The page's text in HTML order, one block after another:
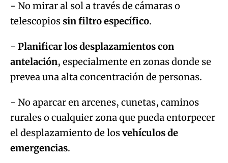
- No mirar al sol a través de cámaras o
telescopiossin filtro específico.
- Planificar los desplazamientos con
antelación, especialmente en zonas donde se
prevea una alta concentración de personas.
- No aparcar en arcenes, cunetas, caminos
rurales o cualquier zona que pueda entorpecer
el desplazamiento de losvehículos de
emergencias.